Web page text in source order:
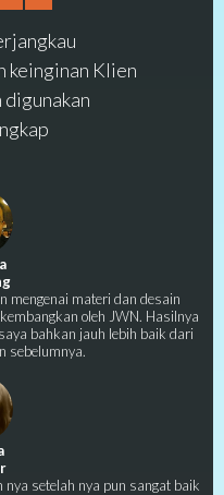
keinginan Klien
mengenai materi dan desain
oleh JWN. Hasilnya
bahkan jauh lebih baik dari
sebelumnya.
setelah nya pun sangat baik